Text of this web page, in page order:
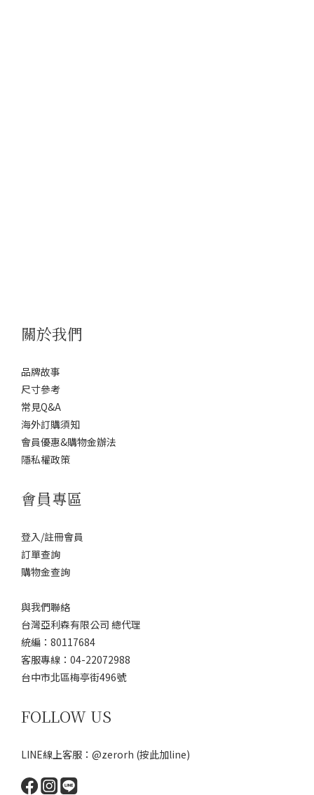
關於我們
品牌故事
尺寸參考
常見Q&A
海外訂購須知
會員優惠&購物金辦法
隱私權政策
會員專區
登入/註冊會員
訂單查詢
購物金查詢
與我們聯絡
台灣亞利森有限公司 總代理
統編：80117684
客服專線：04-22072988
台中市北區梅亭街496號
FOLLOW US
LINE線上客服：@zerorh (按此加line)